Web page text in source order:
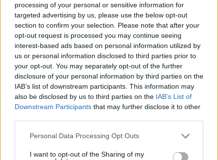
processing of your personal or sensitive information for
targeted advertising by us, please use the below opt-out
section to confirm your selection. Please note that after your
opt-out request is processed you may continue seeing
interest-based ads based on personal information utilized by
us or personal information disclosed to third parties prior to
your opt-out. You may separately opt-out of the further
disclosure of your personal information by third parties on the
IAB’s list of downstream participants. This information may
also be disclosed by us to third parties on the IAB’s List of
Downstream Participants that may further disclose it to other
Please note that this website/app uses one or more Google
not limited to your visit or usage behaviour. You may click to
Personal Data Processing Opt Outs
I want to opt-out of the Sharing of my
Τα ρεβίθια αγαπούν το κρέας – 20 συνταγές φουλ στην
πρωτεΐνη
06.08.2026, 02:00
Φωτιά σε υποσταθμό της ΔΕΗ στην Άρτα, αναφορές για
εκρήξεις και διακοπές ρεύματος, δείτε βίντεο
06.08.2026, 01:46
ΔΕΙΤΕ ΟΛΕΣ ΤΙΣ ΕΙΔΗΣΕΙΣ
ΤΑ ΠΙΟ ΔΗΜΟΦΙΛΗ